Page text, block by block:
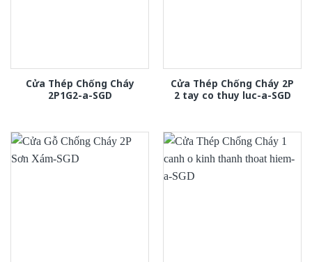
Cửa Thép Chống Cháy
2P1G2-a-SGD
Cửa Thép Chống Cháy 2P
2 tay co thuy luc-a-SGD